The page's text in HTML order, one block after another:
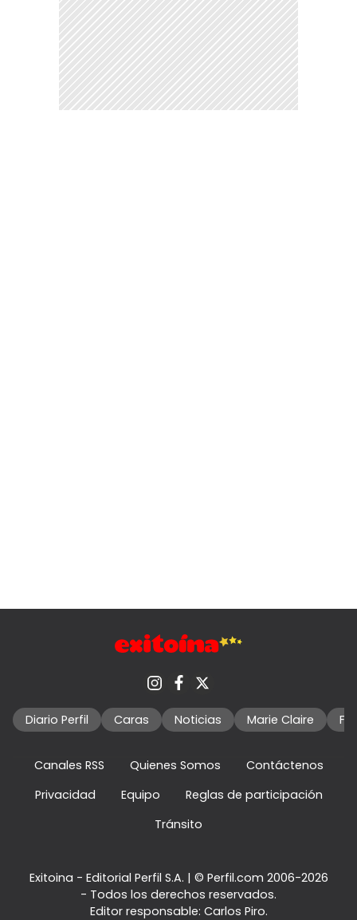
Diario Perfil Caras Noticias Marie Claire
Canales RSS Quienes Somos
Contáctenos
Privacidad
Equipo
Reglas de participación
Tránsito
Exitoina - Editorial Perfil S.A. | © Perfil.com 2006-2026
- Todos los derechos reservados.
Editor responsable: Carlos Piro.